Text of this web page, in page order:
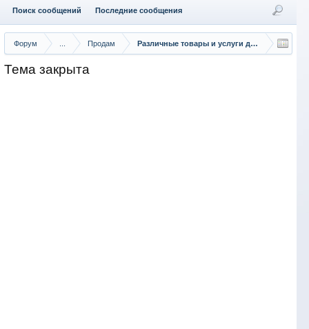
Форум Продам Различные товары и услуги для рыбаков
Тема закрыта
Поиск сообщений Последние сообщения